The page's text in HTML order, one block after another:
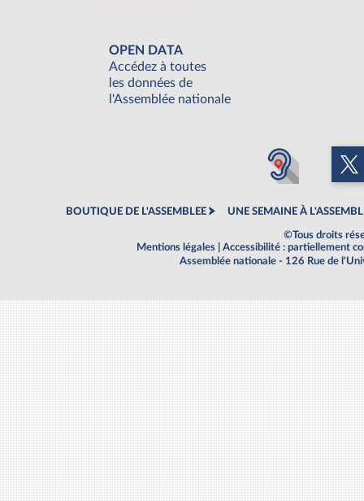
OPEN DATA
Accédez à toutes
les données de
l'Assemblée nationale
BOUTIQUE DE L'ASSEMBLEE UNE SEMAINE À
©Tous droits
Mentions légales
Accessibilité : partiellement
Assemblée nationale - 126 Rue de